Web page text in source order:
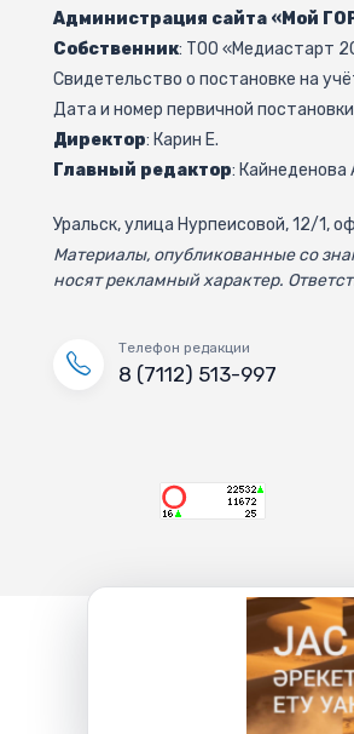
Администрация сайта «Мой
Собственник: ТОО «Медиастарт
Свидетельство о постановке на
Дата и номер первичной
Директор: Карин Е.
Главный редактор: Кайнеденова
Уральск, улица Нурпеисовой, 12/1,
Материалы, опубликованные со
носят рекламный характер.
Телефон редакции
8 (7112) 513-997